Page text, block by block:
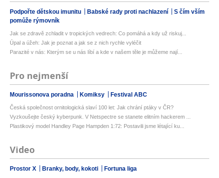
Podpořte dětskou imunitu Babské rady proti nachlazení
S čím vším
pomůže rýmovník
Jak se zdravě zchladit v tropických vedrech: Co pomáhá a kdy už riskuj...
Úpal a úžeh: Jak je poznat a jak se z nich rychle vyléčit
Parazité v nás: Kterým se u nás líbí a kde v našem těle je můžeme nají...
Pro nejmenší
Mourissonova poradna Komiksy Festival ABC
Česká společnost ornitologická slaví 100 let: Jak chrání ptáky v ČR?
Vyzkoušejte český kyberpunk. V Netspectre se stanete elitním hackerem ...
Plastikový model Handley Page Hampden 1:72: Postavili jsme létající ku...
Video
Prostor X Branky, body, kokoti Fortuna liga